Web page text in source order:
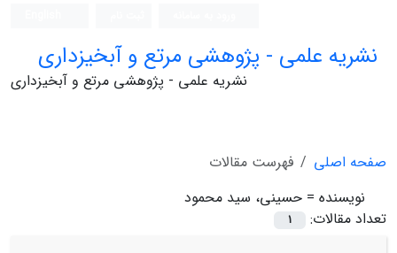
نشریه علمی - پژوهشی مرتع و آبخیزداری
نشریه علمی - پژوهشی مرتع و آبخیزداری
صفحه اصلی
فهرست مقالات
نویسنده = حسینی، سید محمود
تعداد مقالات:
1